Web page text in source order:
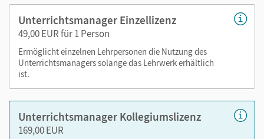
Language Action Sheets (Word; verfügbar für die
(pdf) mit Lösungen
Workbook - Lehrkräftefassung mit Audios (inklusive
Audio-Transkripten und Lösungen für die
geschlossenen Aufgaben)
Audios und Videos der CD und DVD mit Transkripten
Vorschläge zur Leistungsmessung (Word) mit den
Unterrichtsmanager Einzellizenz
49,00 EUR für 1 Person
Ermöglicht einzelnen Lehrpersonen die Nutzung des
Unterrichtsmanagers solange das Lehrwerk erhältlich
ist.
Unterrichtsmanager Kollegiumslizenz
169,00 EUR